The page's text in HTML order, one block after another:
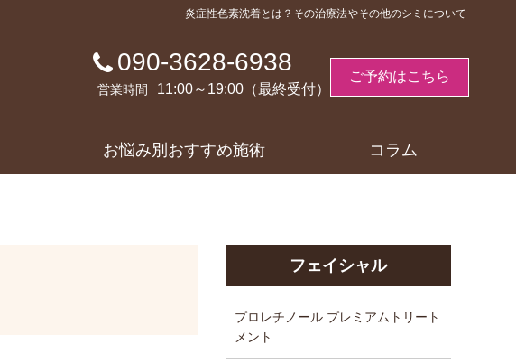
炎症性色素沈着とは？その治療法やその他のシミについて
090-3628-6938
営業時間 11:00～19:00（最終受付）
ご予約はこちら
お悩み別おすすめ施術 コラム
フェイシャル
プロレチノール プレミアムトリート
メント